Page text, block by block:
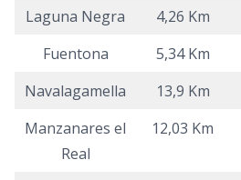
Laguna Negra
4,26 Km
Fuentona
5,34 Km
Navalagamella
13,9 Km
Manzanares el
Real
12,03 Km